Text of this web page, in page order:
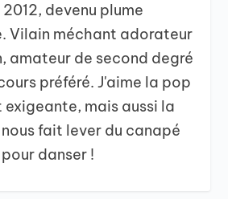
devenu plume
Vilain méchant adorateur
amateur de second degré
préféré. J'aime la pop
exigeante, mais aussi la
fait lever du canapé
pour danser !